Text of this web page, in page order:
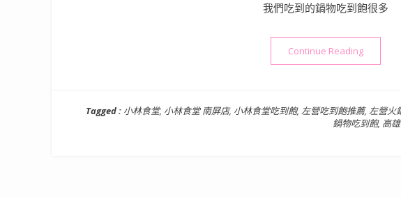
我們吃到的鍋物吃到飽很多
Continue Reading“高雄美
Tagged : 小林食堂, 小林食堂 南屏店, 小林食堂吃到飽, 左營吃到飽推薦, 左營火
鍋物吃到飽, 高